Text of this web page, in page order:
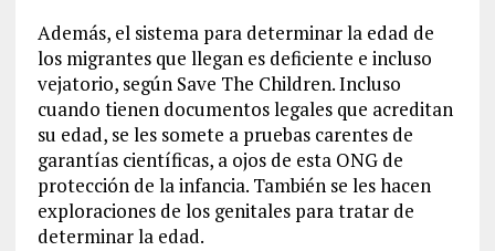
Además, el sistema para determinar la edad de
los migrantes que llegan es deficiente e incluso
vejatorio, según Save The Children. Incluso
cuando tienen documentos legales que acreditan
su edad, se les somete a pruebas carentes de
garantías científicas, a ojos de esta ONG de
protección de la infancia. También se les hacen
exploraciones de los genitales para tratar de
determinar la edad.